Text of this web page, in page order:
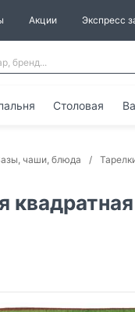
Акции Экспресс
Столовая
чаши, блюда